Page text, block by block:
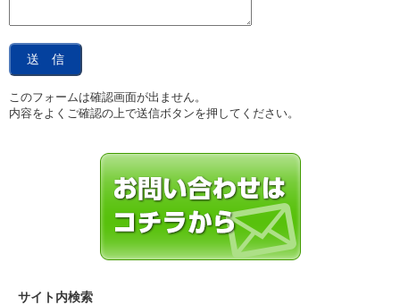
このフォームは確認画面が出ません。
内容をよくご確認の上で送信ボタンを押してください。
サイト内検索